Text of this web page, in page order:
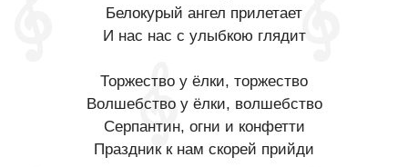
Белокурый ангел прилетает
И нас нас с улыбкою глядит
Торжество у ёлки, торжество
Волшебство у ёлки, волшебство
Серпантин, огни и конфетти
Праздник к нам скорей прийди